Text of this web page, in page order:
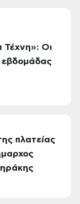
Οι
εβδομάδας
πλατείας